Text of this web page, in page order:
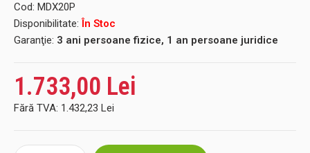
Cod: MDX20P
Disponibilitate: În Stoc
Garanţie: 3 ani persoane fizice, 1 an persoane juridice
1.733,00 Lei
Fără TVA: 1.432,23 Lei